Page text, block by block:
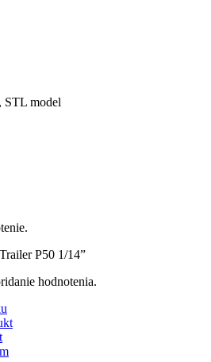
STL model
P50 1/14”
hodnotenia.